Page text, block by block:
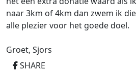
naar 3km of 4km dan zwem ik
alle plezier voor het goede doel.
Groet, Sjors
SHARE